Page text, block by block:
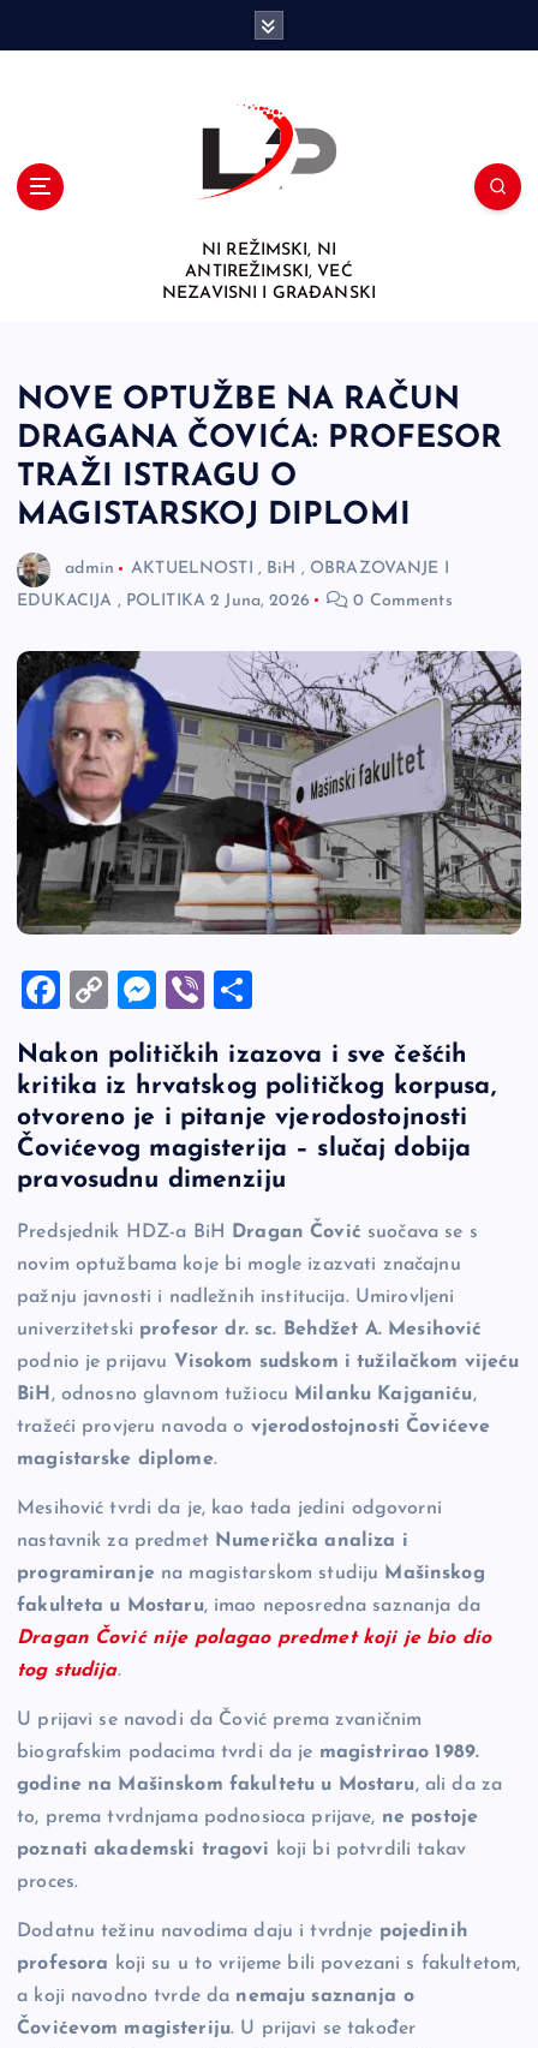
NI REŽIMSKI, NI
ANTIREŽIMSKI, VEĆ
NEZAVISNI I GRAĐANSKI
NOVE OPTUŽBE NA RAČUN
DRAGANA ČOVIĆA: PROFESOR
TRAŽI ISTRAGU O
MAGISTARSKOJ DIPLOMI
admin AKTUELNOSTI , BiH , OBRAZOVANJE I
EDUKACIJA , POLITIKA 2 Juna, 2026 0 Comments
F
c
e
b
o
o
k
C
p
y
Li
n
k
M
se
n
g
er
Vi
er ar
e
Nakon političkih izazova i sve češćih
kritika iz hrvatskog političkog korpusa,
otvoreno je i pitanje vjerodostojnosti
Čovićevog magisterija – slučaj dobija
pravosudnu dimenziju
Predsjednik HDZ-a BiH Dragan Čović suočava se s
novim optužbama koje bi mogle izazvati značajnu
pažnju javnosti i nadležnih institucija. Umirovljeni
univerzitetski profesor dr. sc. Behdžet A. Mesihović
podnio je prijavu Visokom sudskom i tužilačkom vijeću
BiH, odnosno glavnom tužiocu Milanku Kajganiću,
tražeći provjeru navoda o vjerodostojnosti Čovićeve
magistarske diplome.
Mesihović tvrdi da je, kao tada jedini odgovorni
nastavnik za predmet Numerička analiza i
programiranjena magistarskom studiju Mašinskog
fakulteta u Mostaru, imao neposredna saznanja da
Dragan Čović nije polagao predmet koji je bio dio
tog studija.
U prijavi se navodi da Čović prema zvaničnim
biografskim podacima tvrdi da je magistrirao 1989.
godine na Mašinskom fakultetu u Mostaru, ali da za
to, prema tvrdnjama podnosioca prijave, ne postoje
poznati akademski tragovi koji bi potvrdili takav
proces.
Dodatnu težinu navodima daju i tvrdnje pojedinih
profesora koji su u to vrijeme bili povezani s fakultetom,
a koji navodno tvrde da nemaju saznanja o
Čovićevom magisteriju. U prijavi se također